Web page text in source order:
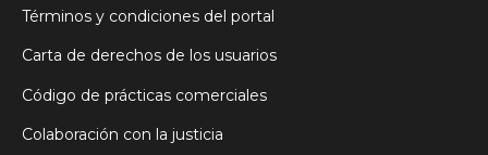
Términos y condiciones del portal
Carta de derechos de los usuarios
Código de prácticas comerciales
Colaboración con la justicia